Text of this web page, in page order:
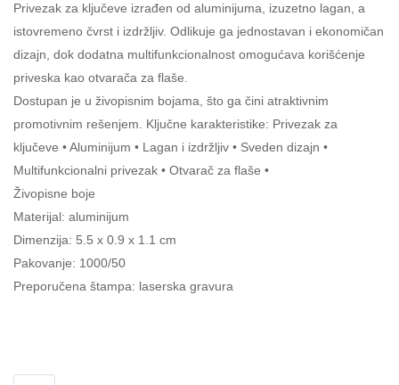
Privezak za ključeve izrađen od aluminijuma, izuzetno lagan, a
istovremeno čvrst i izdržljiv. Odlikuje ga jednostavan i ekonomičan
dizajn, dok dodatna multifunkcionalnost omogućava korišćenje
priveska kao otvarača za flaše.
Dostupan je u živopisnim bojama, što ga čini atraktivnim
promotivnim rešenjem. Ključne karakteristike: Privezak za
ključeve • Aluminijum • Lagan i izdržljiv • Sveden dizajn •
Multifunkcionalni privezak • Otvarač za flaše •
Živopisne boje
Materijal: aluminijum
Dimenzija: 5.5 x 0.9 x 1.1 cm
Pakovanje: 1000/50
Preporučena štampa: laserska gravura